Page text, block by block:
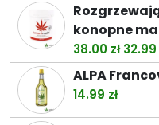
konopne
38.00 zł
cena
32.99
ALPA
14.99 zł